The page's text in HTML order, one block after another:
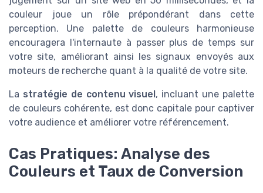
couleur joue un rôle prépondérant dans cette
perception. Une palette de couleurs harmonieuse
encouragera l'internaute à passer plus de temps sur
votre site, améliorant ainsi les signaux envoyés aux
moteurs de recherche quant à la qualité de votre site.
La stratégie de contenu visuel, incluant une palette
de couleurs cohérente, est donc capitale pour captiver
votre audience et améliorer votre référencement.
Cas Pratiques: Analyse des
Couleurs et Taux de Conversion